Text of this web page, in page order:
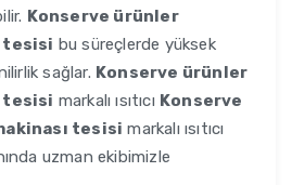
Konserve ürünler
tesisi bu süreçlerde yüksek
sağlar. Konserve ürünler
tesisi markalı ısıtıcı Konserve
tesisi markalı ısıtıcı
uzman ekibimizle